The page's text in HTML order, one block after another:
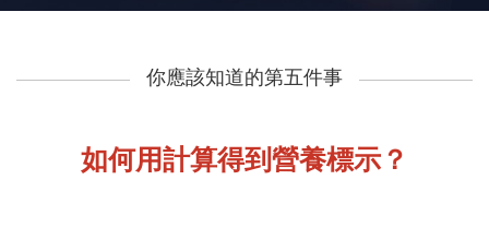
你應該知道的第五件事
如何用計算得到營養標示？